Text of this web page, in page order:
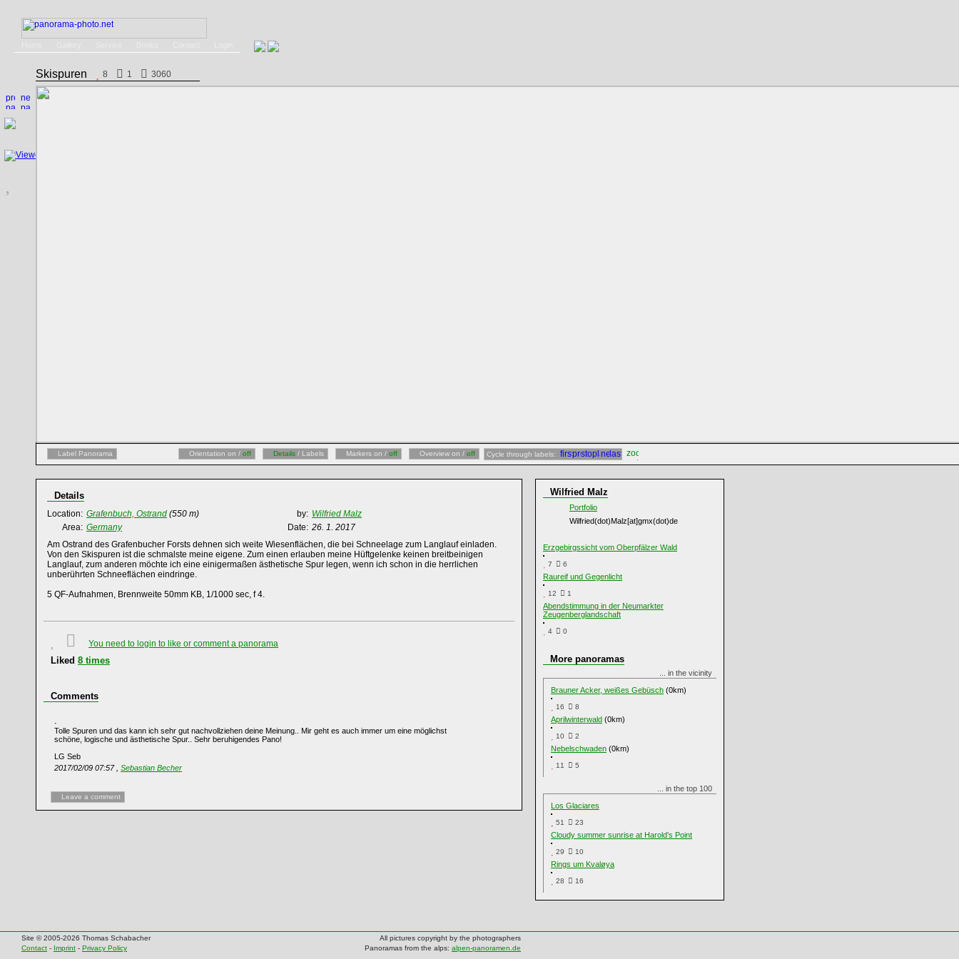
Skispuren 8 1 3060
Label Panorama Orientation on / off Details / Labels Markers on / off Overview on / off Cycle through labels:
Details
Location: Grafenbuch, Ostrand (550 m) by: Wilfried Malz
Area: Germany Date: 26. 1. 2017
Am Ostrand des Grafenbucher Forsts dehnen sich weite Wiesenflächen, die bei Schneelage zum Langlauf einladen.
Von den Skispuren ist die schmalste meine eigene. Zum einen erlauben meine Hüftgelenke keinen breitbeinigen
Langlauf, zum anderen möchte ich eine einigermaßen ästhetische Spur legen, wenn ich schon in die herrlichen
unberührten Schneeflächen eindringe.
5 QF-Aufnahmen, Brennweite 50mm KB, 1/1000 sec, f 4.
You need to login to like or comment a panorama
Liked 8 times
Comments
Tolle Spuren und das kann ich sehr gut nachvollziehen deine Meinung.. Mir geht es auch immer um eine möglichst
schöne, logische und ästhetische Spur.. Sehr beruhigendes Pano!
LG Seb
2017/02/09 07:57 , Sebastian Becher
Leave a comment
Wilfried Malz
Portfolio
Wilfried(dot)Malz[at]gmx(dot)de
Erzgebirgssicht vom Oberpfälzer Wald
7 6
Raureif und Gegenlicht
12 1
Abendstimmung in der Neumarkter
Zeugenberglandschaft
4 0
More panoramas
... in the vicinity
Brauner Acker, weißes Gebüsch (0km)
16 8
Aprilwinterwald (0km)
10 2
Nebelschwaden (0km)
11 5
... in the top 100
Los Glaciares
51 23
Cloudy summer sunrise at Harold's Point
29 10
Rings um Kvaløya
28 16
Site © 2005-2026 Thomas Schabacher
All pictures copyright by the photographers
Contact - Imprint - Privacy Policy Panoramas from the alps: alpen-panoramen.de